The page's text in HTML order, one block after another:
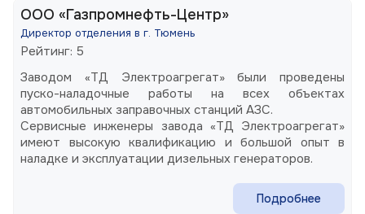
ООО «Газпромнефть-Центр»
Директор отделения в г. Тюмень
Рейтинг: 5
Заводом «ТД Электроагрегат» были проведены
пуско-наладочные работы на всех объектах
автомобильных заправочных станций АЗС.
Сервисные инженеры завода «ТД Электроагрегат»
имеют высокую квалификацию и большой опыт в
наладке и эксплуатации дизельных генераторов.
Подробнее